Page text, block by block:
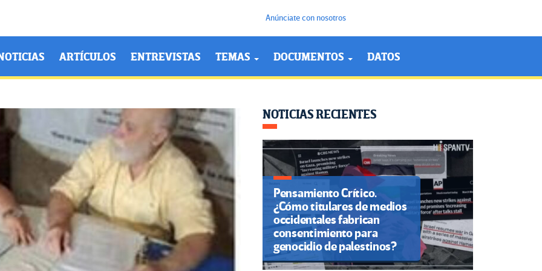
Anúnciate con nosotros
ARTÍCULOS ENTREVISTAS TEMAS DOCUMENTOS DATOS
NOTICIAS RECIENTES
Pensamiento Crítico.
¿Cómo titulares de medios
occidentales fabrican
consentimiento para
genocidio de palestinos?